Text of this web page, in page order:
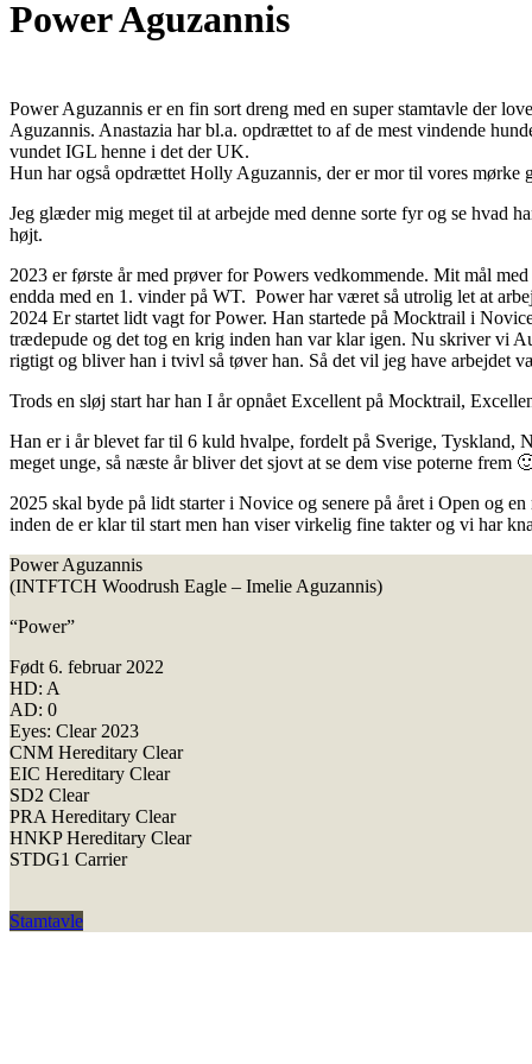
Power Aguzannis
Power Aguzannis er en fin sort dreng med en super stamtavle der
Aguzannis. Anastazia har bl.a. opdrættet to af de mest vindende
vundet IGL henne i det der UK.
Hun har også opdrættet Holly Aguzannis, der er mor til vores mørke
Jeg glæder mig meget til at arbejde med denne sorte fyr og se hvad
højt.
2023 er første år med prøver for Powers vedkommende. Mit mål
endda med en 1. vinder på WT. Power har været så utrolig let at
2024 Er startet lidt vagt for Power. Han startede på Mocktrail i
trædepude og det tog en krig inden han var klar igen. Nu skriver vi
rigtigt og bliver han i tvivl så tøver han. Så det vil jeg have arbejdet
Trods en sløj start har han I år opnået Excellent på Mocktrail,
Han er i år blevet far til 6 kuld hvalpe, fordelt på Sverige, Tyskland,
meget unge, så næste år bliver det sjovt at se dem vise poterne frem
2025 skal byde på lidt starter i Novice og senere på året i Open og
inden de er klar til start men han viser virkelig fine takter og vi har
Power Aguzannis
(INTFTCH Woodrush Eagle – Imelie Aguzannis)
“Power”
Født 6. februar 2022
HD: A
AD: 0
Eyes: Clear 2023
CNM Hereditary Clear
EIC Hereditary Clear
SD2 Clear
PRA Hereditary Clear
HNKP Hereditary Clear
STDG1 Carrier
Stamtavle